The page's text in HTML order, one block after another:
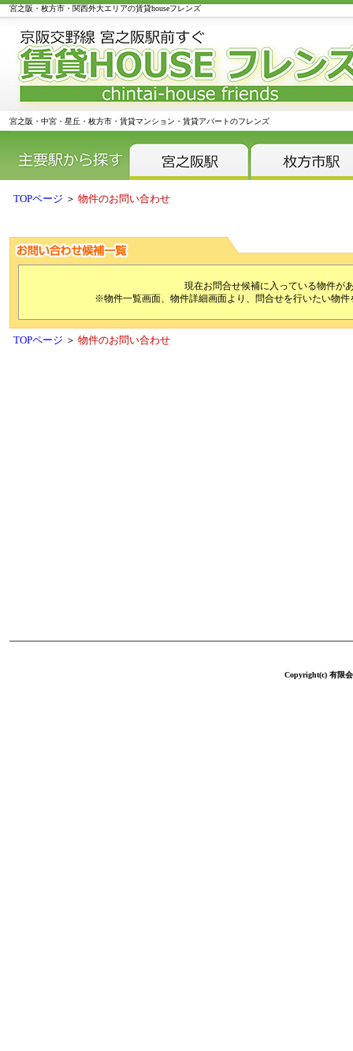
宮之阪・枚方市・関西外大エリアの賃貸houseフレンズ
宮之阪・中宮・星丘・枚方市・賃貸マンション・賃貸アパートのフレンズ
TOPページ ＞ 物件のお問い合わせ
現在お問合せ候補に入っている物件が
※物件一覧画面、物件詳細画面より、問合せを行いたい物
TOPページ ＞ 物件のお問い合わせ
Copyright(c) 有限